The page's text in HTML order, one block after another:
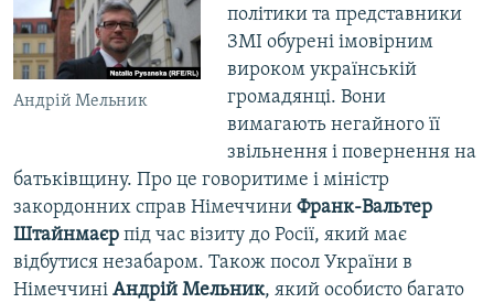
Андрій Мельник
політики та представники
ЗМІ обурені імовірним
вироком українській
громадянці. Вони
вимагають негайного її
звільнення і повернення на
батьківщину. Про це говоритиме і міністр
закордонних справ Німеччини Франк-Вальтер
Штайнмаєр під час візиту до Росії, який має
відбутися незабаром. Також посол України в
Німеччині Андрій Мельник, який особисто багато